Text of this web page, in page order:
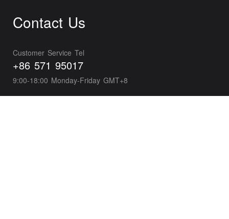
Contact Us
Customer Service Tel
+86 571 95017
9:00-18:00 Monday-Friday GMT+8